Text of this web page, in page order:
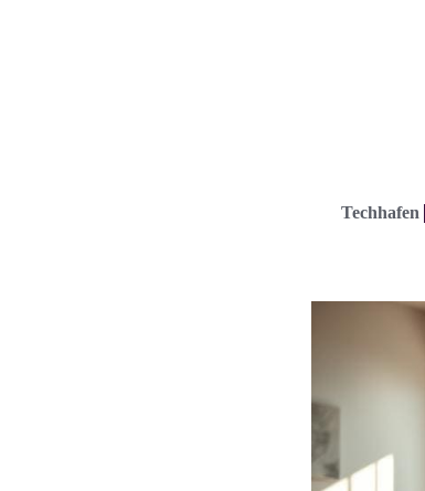
Techhafen